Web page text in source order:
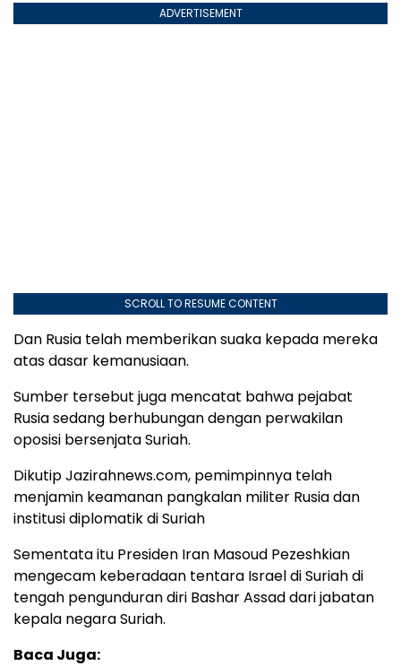
ADVERTISEMENT
SCROLL TO RESUME CONTENT
Dan Rusia telah memberikan suaka kepada mereka
atas dasar kemanusiaan.
Sumber tersebut juga mencatat bahwa pejabat
Rusia sedang berhubungan dengan perwakilan
oposisi bersenjata Suriah.
Dikutip Jazirahnews.com, pemimpinnya telah
menjamin keamanan pangkalan militer Rusia dan
institusi diplomatik di Suriah
Sementata itu Presiden Iran Masoud Pezeshkian
mengecam keberadaan tentara Israel di Suriah di
tengah pengunduran diri Bashar Assad dari jabatan
kepala negara Suriah.
Baca Juga: